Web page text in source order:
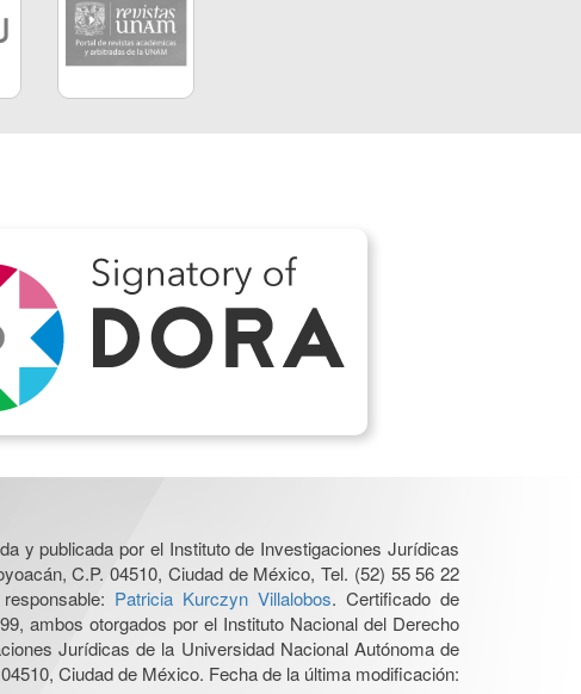
y publicada por el Instituto de Investigaciones Jurídicas
C.P. 04510, Ciudad de México, Tel. (52) 55 56 22
Patricia Kurczyn Villalobos. Certificado de
ambos otorgados por el Instituto Nacional del Derecho
Jurídicas de la Universidad Nacional Autónoma de
Ciudad de México. Fecha de la última modificación: